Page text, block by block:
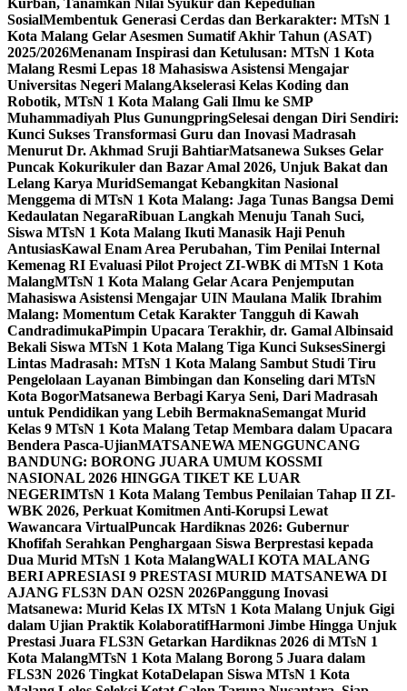
Kurban, Tanamkan Nilai Syukur dan Kepedulian
SosialMembentuk Generasi Cerdas dan Berkarakter: MTsN 1
Kota Malang Gelar Asesmen Sumatif Akhir Tahun (ASAT)
2025/2026Menanam Inspirasi dan Ketulusan: MTsN 1 Kota
Malang Resmi Lepas 18 Mahasiswa Asistensi Mengajar
Universitas Negeri MalangAkselerasi Kelas Koding dan
Robotik, MTsN 1 Kota Malang Gali Ilmu ke SMP
Muhammadiyah Plus GunungpringSelesai dengan Diri Sendiri:
Kunci Sukses Transformasi Guru dan Inovasi Madrasah
Menurut Dr. Akhmad Sruji BahtiarMatsanewa Sukses Gelar
Puncak Kokurikuler dan Bazar Amal 2026, Unjuk Bakat dan
Lelang Karya MuridSemangat Kebangkitan Nasional
Menggema di MTsN 1 Kota Malang: Jaga Tunas Bangsa Demi
Kedaulatan NegaraRibuan Langkah Menuju Tanah Suci,
Siswa MTsN 1 Kota Malang Ikuti Manasik Haji Penuh
AntusiasKawal Enam Area Perubahan, Tim Penilai Internal
Kemenag RI Evaluasi Pilot Project ZI-WBK di MTsN 1 Kota
MalangMTsN 1 Kota Malang Gelar Acara Penjemputan
Mahasiswa Asistensi Mengajar UIN Maulana Malik Ibrahim
Malang: Momentum Cetak Karakter Tangguh di Kawah
CandradimukaPimpin Upacara Terakhir, dr. Gamal Albinsaid
Bekali Siswa MTsN 1 Kota Malang Tiga Kunci SuksesSinergi
Lintas Madrasah: MTsN 1 Kota Malang Sambut Studi Tiru
Pengelolaan Layanan Bimbingan dan Konseling dari MTsN
Kota BogorMatsanewa Berbagi Karya Seni, Dari Madrasah
untuk Pendidikan yang Lebih BermaknaSemangat Murid
Kelas 9 MTsN 1 Kota Malang Tetap Membara dalam Upacara
Bendera Pasca-UjianMATSANEWA MENGGUNCANG
BANDUNG: BORONG JUARA UMUM KOSSMI
NASIONAL 2026 HINGGA TIKET KE LUAR
NEGERIMTsN 1 Kota Malang Tembus Penilaian Tahap II ZI-
WBK 2026, Perkuat Komitmen Anti-Korupsi Lewat
Wawancara VirtualPuncak Hardiknas 2026: Gubernur
Khofifah Serahkan Penghargaan Siswa Berprestasi kepada
Dua Murid MTsN 1 Kota MalangWALI KOTA MALANG
BERI APRESIASI 9 PRESTASI MURID MATSANEWA DI
AJANG FLS3N DAN O2SN 2026Panggung Inovasi
Matsanewa: Murid Kelas IX MTsN 1 Kota Malang Unjuk Gigi
dalam Ujian Praktik KolaboratifHarmoni Jimbe Hingga Unjuk
Prestasi Juara FLS3N Getarkan Hardiknas 2026 di MTsN 1
Kota MalangMTsN 1 Kota Malang Borong 5 Juara dalam
FLS3N 2026 Tingkat KotaDelapan Siswa MTsN 1 Kota